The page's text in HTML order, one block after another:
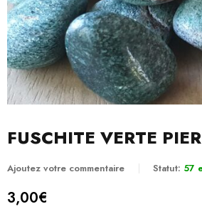
FUSCHITE VERTE
Ajoutez votre commentaire Statut: 57
3,00€